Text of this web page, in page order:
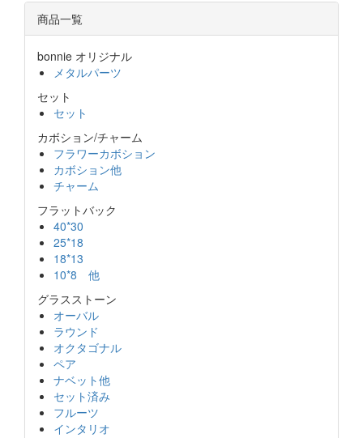
商品一覧
bonnie オリジナル
メタルパーツ
セット
セット
カボション/チャーム
フラワーカボション
カボション他
チャーム
フラットバック
40*30
25*18
18*13
10*8 他
グラスストーン
オーバル
ラウンド
オクタゴナル
ペア
ナベット他
セット済み
フルーツ
インタリオ